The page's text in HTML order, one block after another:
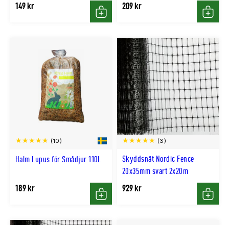
149 kr
Köp
209 kr
Köp
Halm Lupus för Smådjur 110L
(10)
189 kr
Köp
Skyddsnät Nordic Fence
20x35mm svart 2x20m
(3)
929 kr
Köp